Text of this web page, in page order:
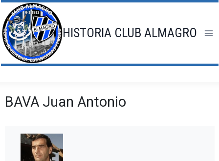
Saltar
al
contenido
HISTORIA CLUB ALMAGRO
BAVA Juan Antonio